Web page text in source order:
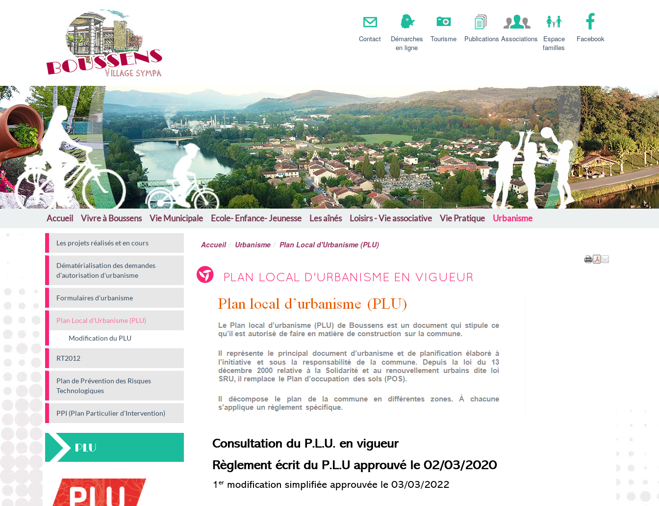
Boussens Contact
Démarches
en ligne
Tourisme Publications Associations
Espace
familles
Facebook
Accueil Vivre à Boussens Vie Municipale Ecole- Enfance- Jeunesse Les aînés Loisirs - Vie associative Vie Pratique Urbanisme
Accueil Urbanisme Plan Local d'Urbanisme (PLU)
PLAN LOCAL D'URBANISME EN VIGUEUR
Les projets réalisés et en cours
Dématérialisation des demandes
d'autorisation d'urbanisme
Formulaires d'urbanisme
Plan Local d'Urbanisme (PLU)
Modification du PLU
RT2012
Plan de Prévention des Risques
Technologiques
PPI (Plan Particulier d'Intervention)
PLU